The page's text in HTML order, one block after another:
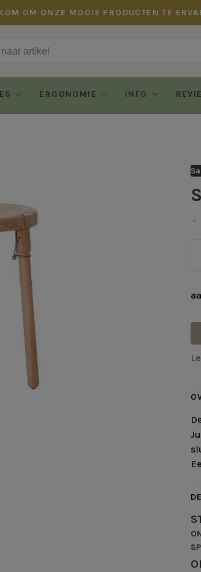
OM ONZE MOOIE PRODUCTEN TE
ERGONOMIE INFO
•